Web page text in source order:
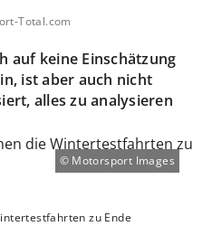
Total.com
auf keine Einschätzung
ist aber auch nicht
alles zu analysieren
zu Ende
Motorsport Images